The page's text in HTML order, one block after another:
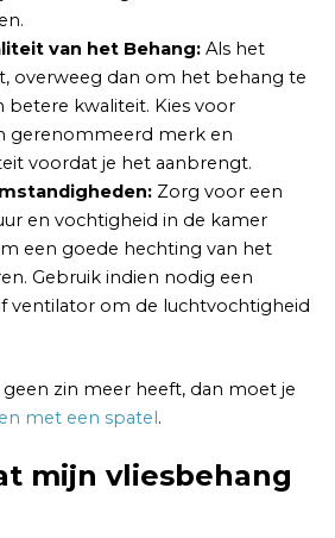
van het Behang: Als het
overweeg dan om het behang te
betere kwaliteit. Kies voor
gerenommeerd merk en
voordat je het aanbrengt.
Zorg voor een
en vochtigheid in de kamer
een goede hechting van het
Gebruik indien nodig een
ventilator om de luchtvochtigheid
zin meer heeft, dan moet je
met een spatel.
mijn vliesbehang